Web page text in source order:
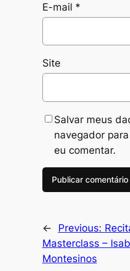
E-mail *
Site
Salvar meus
navegador
eu comentar.
← Previous:
Masterclass –
Montesinos